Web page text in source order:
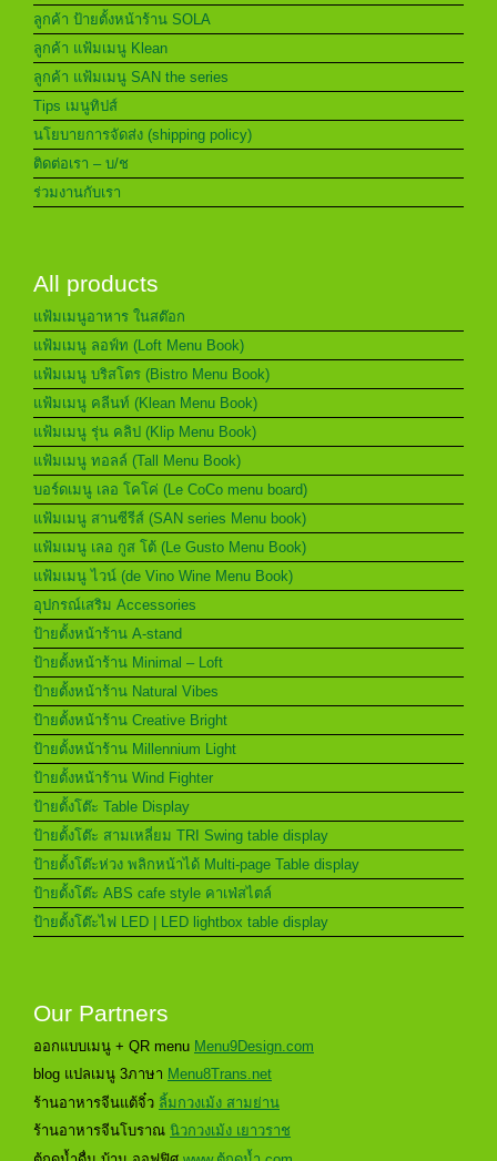
ลูกค้า ป้ายตั้งหน้าร้าน SOLA
ลูกค้า แฟ้มเมนู Klean
ลูกค้า แฟ้มเมนู SAN the series
Tips เมนูทิปส์
นโยบายการจัดส่ง (shipping policy)
ติดต่อเรา – บ/ช
ร่วมงานกับเรา
All products
แฟ้มเมนูอาหาร ในสต๊อก
แฟ้มเมนู ลอฟ์ท (Loft Menu Book)
แฟ้มเมนู บริสโตร (Bistro Menu Book)
แฟ้มเมนู คลีนท์ (Klean Menu Book)
แฟ้มเมนู รุ่น คลิป (Klip Menu Book)
แฟ้มเมนู ทอลล์ (Tall Menu Book)
บอร์ดเมนู เลอ โคโค่ (Le CoCo menu board)
แฟ้มเมนู สานซีรีส์ (SAN series Menu book)
แฟ้มเมนู เลอ กูส โต้ (Le Gusto Menu Book)
แฟ้มเมนู ไวน์ (de Vino Wine Menu Book)
อุปกรณ์เสริม Accessories
ป้ายตั้งหน้าร้าน A-stand
ป้ายตั้งหน้าร้าน Minimal – Loft
ป้ายตั้งหน้าร้าน Natural Vibes
ป้ายตั้งหน้าร้าน Creative Bright
ป้ายตั้งหน้าร้าน Millennium Light
ป้ายตั้งหน้าร้าน Wind Fighter
ป้ายตั้งโต๊ะ Table Display
ป้ายตั้งโต๊ะ สามเหลี่ยม TRI Swing table display
ป้ายตั้งโต๊ะห่วง พลิกหน้าได้ Multi-page Table display
ป้ายตั้งโต๊ะ ABS cafe style คาเฟ่สไตล์
ป้ายตั้งโต๊ะไฟ LED | LED lightbox table display
Our Partners
ออกแบบเมนู + QR menu Menu9Design.com
blog แปลเมนู 3ภาษา Menu8Trans.net
ร้านอาหารจีนแต้จิ๋ว ลิ้มกวงเม้ง สามย่าน
ร้านอาหารจีนโบราณ นิวกวงเม้ง เยาวราช